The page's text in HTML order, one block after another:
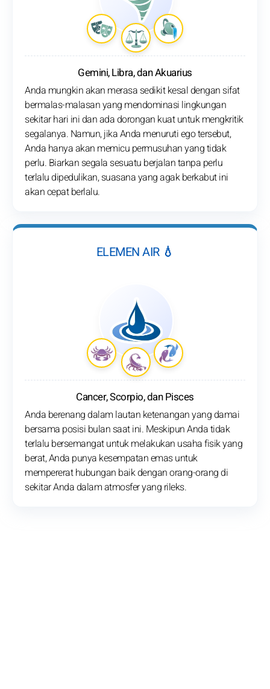
Gemini, Libra, dan Akuarius
Anda mungkin akan merasa sedikit kesal dengan sifat
bermalas-malasan yang mendominasi lingkungan
sekitar hari ini dan ada dorongan kuat untuk mengkritik
segalanya. Namun, jika Anda menuruti ego tersebut,
Anda hanya akan memicu permusuhan yang tidak
perlu. Biarkan segala sesuatu berjalan tanpa perlu
terlalu dipedulikan, suasana yang agak berkabut ini
akan cepat berlalu.
ELEMEN AIR 💧
Cancer, Scorpio, dan Pisces
Anda berenang dalam lautan ketenangan yang damai
bersama posisi bulan saat ini. Meskipun Anda tidak
terlalu bersemangat untuk melakukan usaha fisik yang
berat, Anda punya kesempatan emas untuk
mempererat hubungan baik dengan orang-orang di
sekitar Anda dalam atmosfer yang rileks.